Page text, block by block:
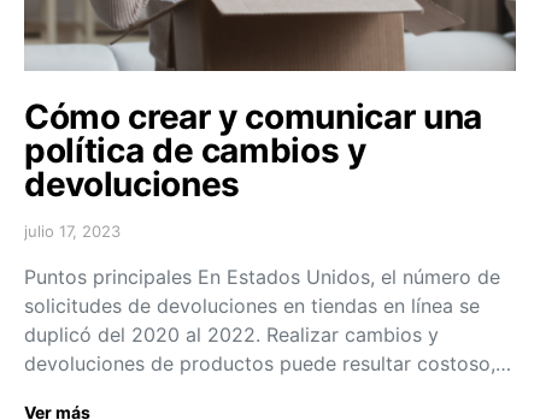
Cómo crear y comunicar una
política de cambios y
devoluciones
julio 17, 2023
Puntos principales En Estados Unidos, el número de
solicitudes de devoluciones en tiendas en línea se
duplicó del 2020 al 2022. Realizar cambios y
devoluciones de productos puede resultar costoso,…
Ver más